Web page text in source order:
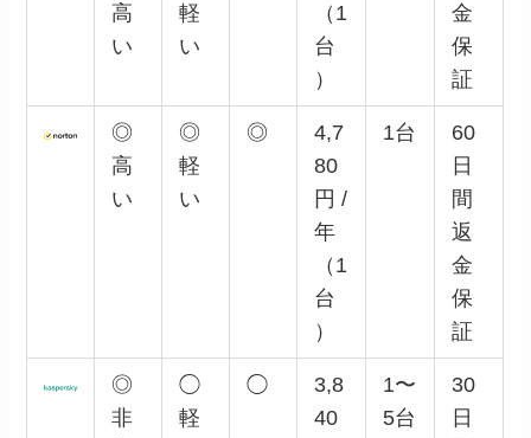
高
い
軽
い
（1
台
）
金
保
証
◎
高
い
◎
軽
い
◎
4,7
80
円 /
年
（1
台
）
1台
60
日
間
返
金
保
証
◎
非
◯
軽
◯
3,8
40
1〜
5台
30
日